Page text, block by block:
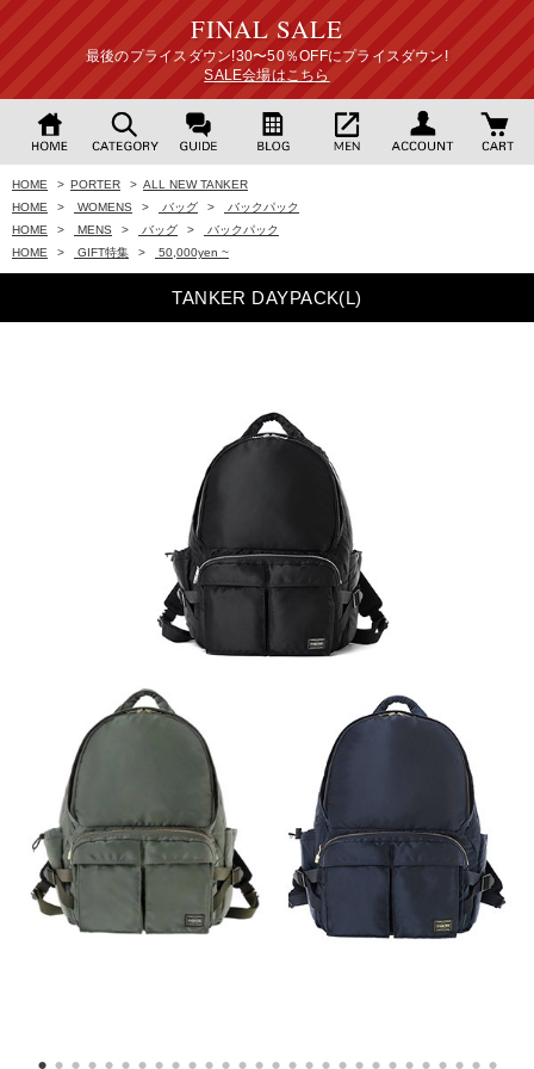
FINAL SALE
最後のプライスダウン!30〜50％OFFにプライスダウン!
SALE会場はこちら
HOME > PORTER > ALL NEW TANKER
HOME
> WOMENS > バッグ >
バックパック
HOME
> MENS > バッグ >
バックパック
HOME
> GIFT特集 > 50,000yen ~
TANKER DAYPACK(L)